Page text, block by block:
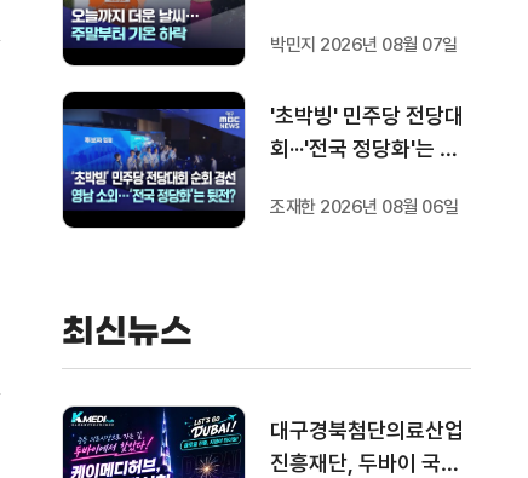
박민지 2026년 08월 07일
'초박빙' 민주당 전당대
회···'전국 정당화'는 뒷
조재한 2026년 08월 06일
최신뉴스
대구경북첨단의료산업
진흥재단, 두바이 국제